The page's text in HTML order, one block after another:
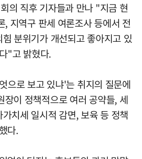
의 직후 기자들과 만나 "지금 현
, 지역구 판세 여론조사 등에서 전
분위기가 개선되고 좋아지고 있
"고 밝혔다.
으로 보고 있냐'는 취지의 질문에
이 정책적으로 여러 공약들, 세
치세 일시적 감면, 보육 등 정책
다.